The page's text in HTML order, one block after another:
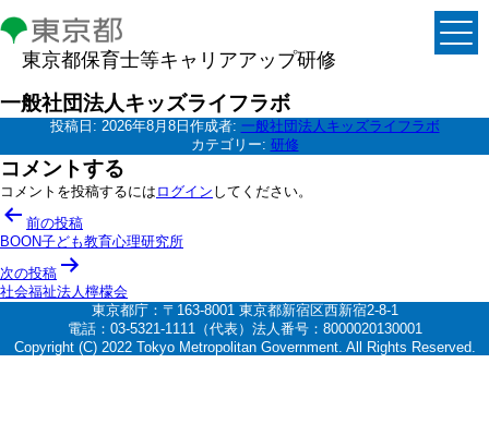
東京都保育士等キャリアアップ研修
一般社団法人キッズライフラボ
投稿日: 2026年8月8日 作成者: 一般社団法人キッズライフラボ
カテゴリー: 研修
コメントする
コメントを投稿するには ログイン してください。
投
稿
ナ
ビ
ー
前の投稿
BOON子ども教育心理研究所
次の投稿
社会福祉法人檸檬会
東京都庁：〒163-8001 東京都新宿区西新宿2-8-1
電話：03-5321-1111（代表）法人番号：8000020130001
Copyright (C) 2022 Tokyo Metropolitan Government. All Rights Reserved.